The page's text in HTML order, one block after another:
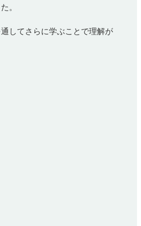
。
してさらに学ぶことで理解が